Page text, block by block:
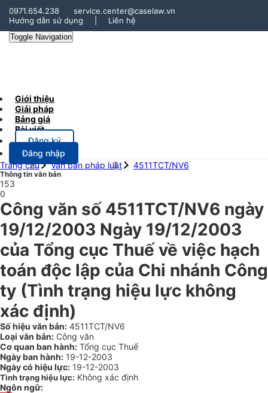
0971.654.238
service.center@caselaw.vn
Hướng dẫn sử dụng
Liên hệ
Toggle Navigation
Giới thiệu
Giải pháp
Bảng giá
Bài viết
Đăng ký
Đăng nhập
Trang chủ
Văn bản pháp luật 4511TCT/NV6
Thông tin văn bản
153
0
Công văn số 4511TCT/NV6 ngày
19/12/2003 Ngày 19/12/2003
của Tổng cục Thuế về việc hạch
toán độc lập của Chi nhánh Công
ty (Tình trạng hiệu lực không
xác định)
Số hiệu văn bản: 4511TCT/NV6
Loại văn bản: Công văn
Cơ quan ban hành: Tổng cục Thuế
Ngày ban hành: 19-12-2003
Ngày có hiệu lực: 19-12-2003
Tình trạng hiệu lực: Không xác định
Ngôn ngữ: